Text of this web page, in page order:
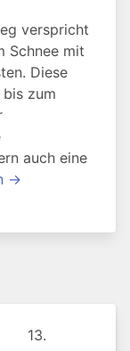
verspricht
Schnee mit
Diese
zum
auch eine
→
13.